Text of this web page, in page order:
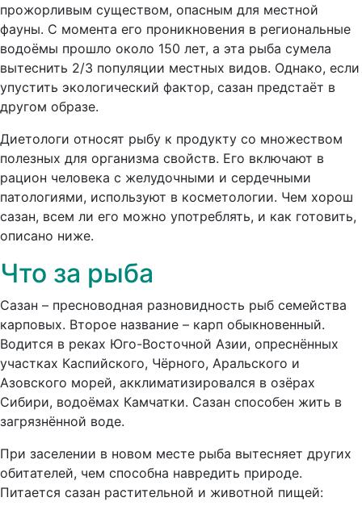
прожорливым существом, опасным для местной
фауны. С момента его проникновения в региональные
водоёмы прошло около 150 лет, а эта рыба сумела
вытеснить 2/3 популяции местных видов. Однако, если
упустить экологический фактор, сазан предстаёт в
другом образе.
Диетологи относят рыбу к продукту со множеством
полезных для организма свойств. Его включают в
рацион человека с желудочными и сердечными
патологиями, используют в косметологии. Чем хорош
сазан, всем ли его можно употреблять, и как готовить,
описано ниже.
Что за рыба
Сазан – пресноводная разновидность рыб семейства
карповых. Второе название – карп обыкновенный.
Водится в реках Юго-Восточной Азии, опреснённых
участках Каспийского, Чёрного, Аральского и
Азовского морей, акклиматизировался в озёрах
Сибири, водоёмах Камчатки. Сазан способен жить в
загрязнённой воде.
При заселении в новом месте рыба вытесняет других
обитателей, чем способна навредить природе.
Питается сазан растительной и животной пищей: